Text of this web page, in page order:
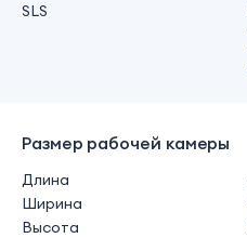
SLS
Размер рабочей камеры
Длина
Ширина
Высота